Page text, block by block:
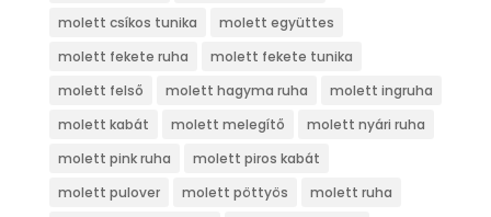
molett csíkos tunika
molett együttes
molett fekete ruha
molett fekete tunika
molett felső
molett hagyma ruha
molett ingruha
molett kabát
molett melegítő
molett nyári ruha
molett pink ruha
molett piros kabát
molett pulover
molett pöttyös
molett ruha